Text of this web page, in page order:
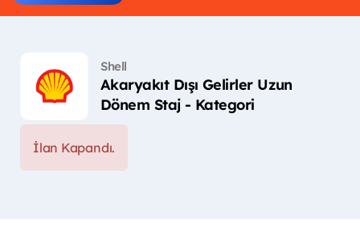
Shell
Akaryakıt Dışı Gelirler Uzun
Dönem Staj - Kategori
İlan Kapandı.